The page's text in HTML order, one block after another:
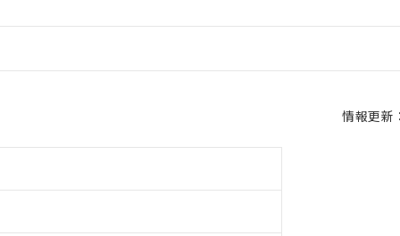
情報更新